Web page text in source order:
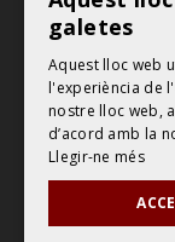
galetes
Aquest lloc web
l'experiència de
nostre lloc web,
d’acord amb la
Llegir-ne més